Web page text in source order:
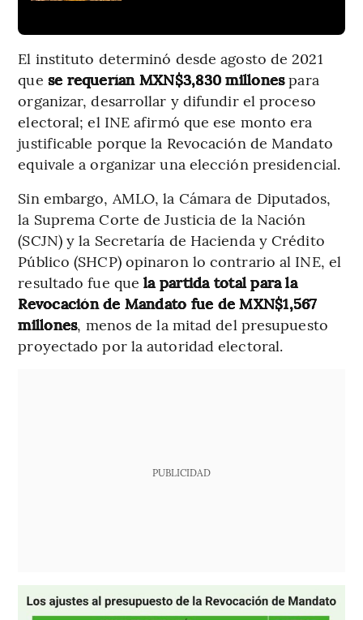
El instituto determinó desde agosto de 2021
que se requerían MXN$3,830 millonespara
organizar, desarrollar y difundir el proceso
electoral; el INE afirmó que ese monto era
justificable porque la Revocación de Mandato
equivale a organizar una elección presidencial.
Sin embargo, AMLO, la Cámara de Diputados,
la Suprema Corte de Justicia de la Nación
(SCJN) y la Secretaría de Hacienda y Crédito
Público (SHCP) opinaron lo contrario al INE, el
resultado fue quela partida total para la
Revocación de Mandato fue de MXN$1,567
millones, menos de la mitad del presupuesto
proyectado por la autoridad electoral.
PUBLICIDAD